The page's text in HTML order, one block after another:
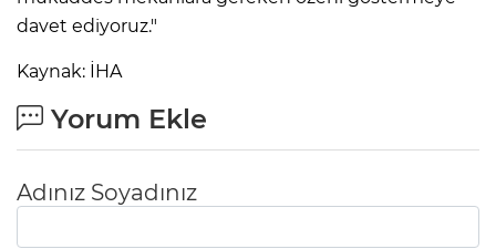
davet ediyoruz."
Kaynak: İHA
Yorum Ekle
Adınız Soyadınız